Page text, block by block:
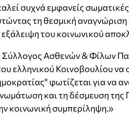
συχνά εμφανείς σωματικές
τη θεσμική αναγνώριση
του κοινωνικού
Σύλλογος Ασθενών & Φίλων
Κοινοβουλίου να
φωτίζεται για να
και τη δέσμευση της
κοινωνική συμπερίληψη.»